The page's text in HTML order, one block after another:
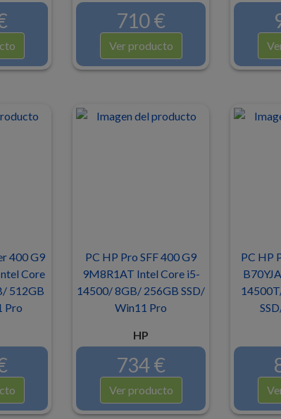
710 €
Ver producto
400 G9
Core
512GB
Pro
PC HP Pro SFF 400 G9
9M8R1AT Intel Core i5-
14500/ 8GB/ 256GB SSD/
Win11 Pro
HP
734 €
Ver producto
PC HP